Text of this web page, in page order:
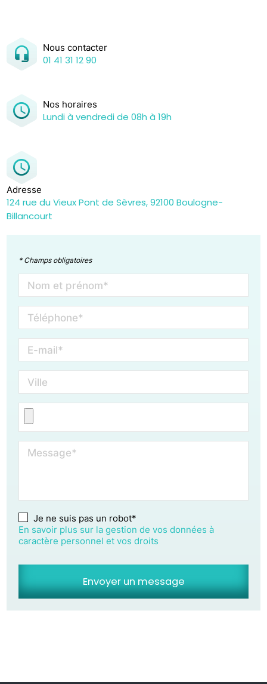
Nous contacter
01 41 31 12 90
Nos horaires
Lundi à vendredi de 08h à 19h
Adresse
124 rue du Vieux Pont de Sèvres, 92100 Boulogne-
Billancourt
* Champs obligatoires
Nom et prénom*
Téléphone*
E-mail*
Ville
Message*
Je ne suis pas un robot*
En savoir plus sur la gestion de vos données à
caractère personnel et vos droits
Envoyer un message